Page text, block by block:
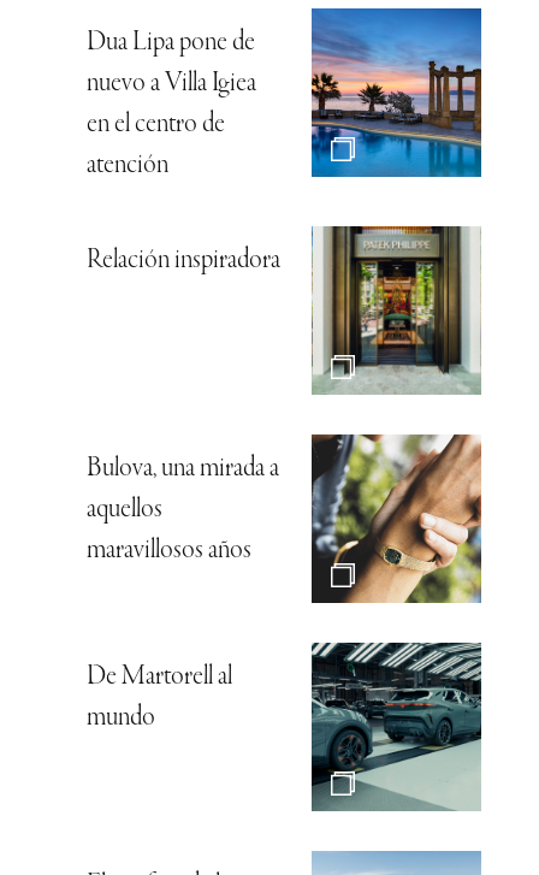
Dua Lipa pone de
nuevo a Villa Igiea
en el centro de
atención
Relación inspiradora
Bulova, una mirada a
aquellos
maravillosos años
De Martorell al
mundo